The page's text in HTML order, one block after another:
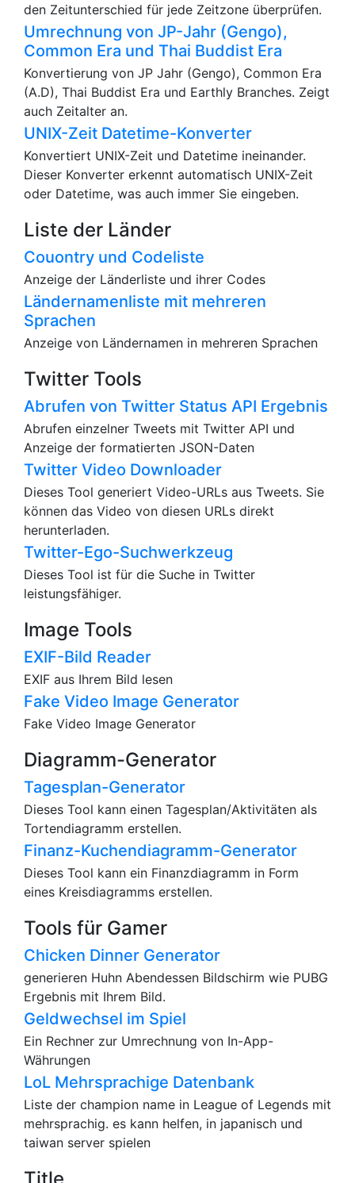
den Zeitunterschied für jede Zeitzone überprüfen.
Umrechnung von JP-Jahr (Gengo),
Common Era und Thai Buddist Era
Konvertierung von JP Jahr (Gengo), Common Era
(A.D), Thai Buddist Era und Earthly Branches. Zeigt
auch Zeitalter an.
UNIX-Zeit Datetime-Konverter
Konvertiert UNIX-Zeit und Datetime ineinander.
Dieser Konverter erkennt automatisch UNIX-Zeit
oder Datetime, was auch immer Sie eingeben.
Liste der Länder
Couontry und Codeliste
Anzeige der Länderliste und ihrer Codes
Ländernamenliste mit mehreren
Sprachen
Anzeige von Ländernamen in mehreren Sprachen
Twitter Tools
Abrufen von Twitter Status API Ergebnis
Abrufen einzelner Tweets mit Twitter API und
Anzeige der formatierten JSON-Daten
Twitter Video Downloader
Dieses Tool generiert Video-URLs aus Tweets. Sie
können das Video von diesen URLs direkt
herunterladen.
Twitter-Ego-Suchwerkzeug
Dieses Tool ist für die Suche in Twitter
leistungsfähiger.
Image Tools
EXIF-Bild Reader
EXIF aus Ihrem Bild lesen
Fake Video Image Generator
Fake Video Image Generator
Diagramm-Generator
Tagesplan-Generator
Dieses Tool kann einen Tagesplan/Aktivitäten als
Tortendiagramm erstellen.
Finanz-Kuchendiagramm-Generator
Dieses Tool kann ein Finanzdiagramm in Form
eines Kreisdiagramms erstellen.
Tools für Gamer
Chicken Dinner Generator
generieren Huhn Abendessen Bildschirm wie PUBG
Ergebnis mit Ihrem Bild.
Geldwechsel im Spiel
Ein Rechner zur Umrechnung von In-App-
Währungen
LoL Mehrsprachige Datenbank
Liste der champion name in League of Legends mit
mehrsprachig. es kann helfen, in japanisch und
taiwan server spielen